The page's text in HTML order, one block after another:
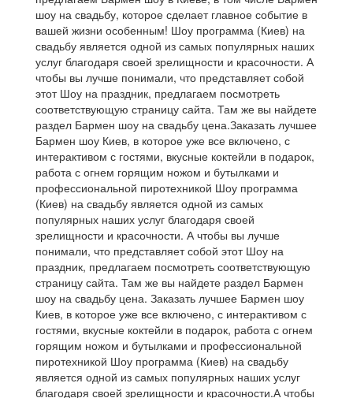
шоу на свадьбу, которое сделает главное событие в
вашей жизни особенным! Шоу программа (Киев) на
свадьбу является одной из самых популярных наших
услуг благодаря своей зрелищности и красочности. А
чтобы вы лучше понимали, что представляет собой
этот Шоу на праздник, предлагаем посмотреть
соответствующую страницу сайта. Там же вы найдете
раздел Бармен шоу на свадьбу цена.Заказать лучшее
Бармен шоу Киев, в которое уже все включено, с
интерактивом с гостями, вкусные коктейли в подарок,
работа с огнем горящим ножом и бутылками и
профессиональной пиротехникой Шоу программа
(Киев) на свадьбу является одной из самых
популярных наших услуг благодаря своей
зрелищности и красочности. А чтобы вы лучше
понимали, что представляет собой этот Шоу на
праздник, предлагаем посмотреть соответствующую
страницу сайта. Там же вы найдете раздел Бармен
шоу на свадьбу цена. Заказать лучшее Бармен шоу
Киев, в которое уже все включено, с интерактивом с
гостями, вкусные коктейли в подарок, работа с огнем
горящим ножом и бутылками и профессиональной
пиротехникой Шоу программа (Киев) на свадьбу
является одной из самых популярных наших услуг
благодаря своей зрелищности и красочности.А чтобы